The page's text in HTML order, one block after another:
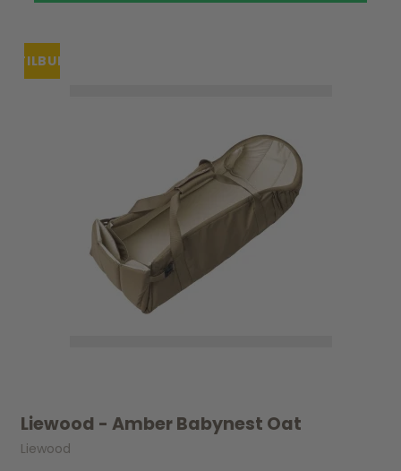
TILBUD
Liewood - Amber Babynest Oat
Liewood